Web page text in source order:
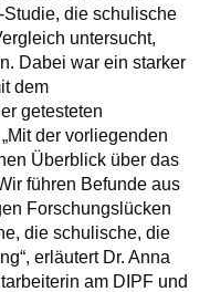
Studie, die schulische
untersucht,
Dabei war ein starker
dem
getesteten
der vorliegenden
Überblick über das
führen Befunde aus
Forschungslücken
die schulische, die
erläutert Dr. Anna
am DIPF und